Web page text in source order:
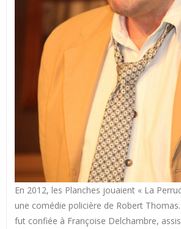
En 2012, les Planches jouaient « La
une comédie policière de Robert
fut confiée à Françoise Delchambre,